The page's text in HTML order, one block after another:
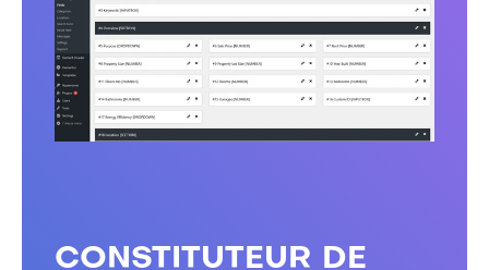
CONSTITUTEUR DE